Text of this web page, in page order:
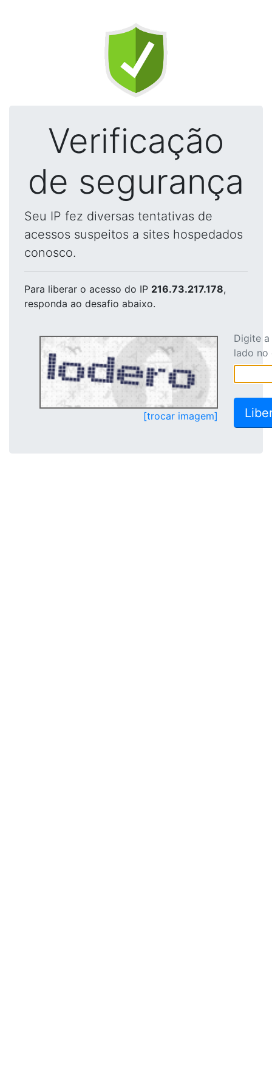
Verificação
de segurança
Seu IP fez diversas tentativas de
acessos suspeitos a sites hospedados
conosco.
Para liberar o acesso do IP 216.73.217.178,
responda ao desafio abaixo.
[trocar imagem]
Digite
lado no